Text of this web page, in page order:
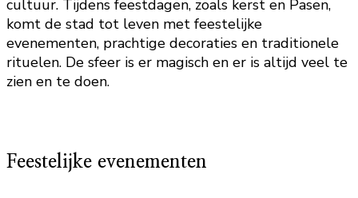
cultuur. Tijdens feestdagen, zoals kerst en Pasen,
komt de stad tot leven met feestelijke
evenementen, prachtige decoraties en traditionele
rituelen. De sfeer is er magisch en er is altijd veel te
zien en te doen.
Feestelijke evenementen